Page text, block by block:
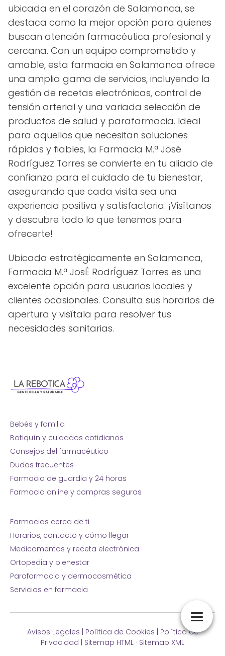
ubicada en el corazón de Salamanca, se
destaca como la mejor opción para quienes
buscan atención farmacéutica profesional y
cercana. Con un equipo comprometido y
amable, esta farmacia en Salamanca ofrece
una amplia gama de servicios, incluyendo la
gestión de recetas electrónicas, control de
tensión arterial y una variada selección de
productos de salud y parafarmacia. Ideal
para aquellos que necesitan soluciones
rápidas y fiables, la Farmacia M.ª José
Rodríguez Torres se convierte en tu aliado de
confianza para el cuidado de tu bienestar,
asegurando que cada visita sea una
experiencia positiva y satisfactoria. ¡Visítanos
y descubre todo lo que tenemos para
ofrecerte!
Ubicada estratégicamente en Salamanca,
Farmacia M.ª JosÉ RodrÍguez Torres es una
excelente opción para usuarios locales y
clientes ocasionales. Consulta sus horarios de
apertura y visítala para resolver tus
necesidades sanitarias.
Bebés y familia
Botiquín y cuidados cotidianos
Consejos del farmacéutico
Dudas frecuentes
Farmacia de guardia y 24 horas
Farmacia online y compras seguras
Farmacias cerca de ti
Horarios, contacto y cómo llegar
Medicamentos y receta electrónica
Ortopedia y bienestar
Parafarmacia y dermocosmética
Servicios en farmacia
Avisos Legales | Política de Cookies | Política de
Privacidad | Sitemap HTML · Sitemap XML